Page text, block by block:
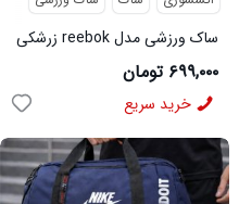
ساک ورزشی مدل reebok زرشکی
کد6480
۶۹۹,۰۰۰ تومان
خرید سریع